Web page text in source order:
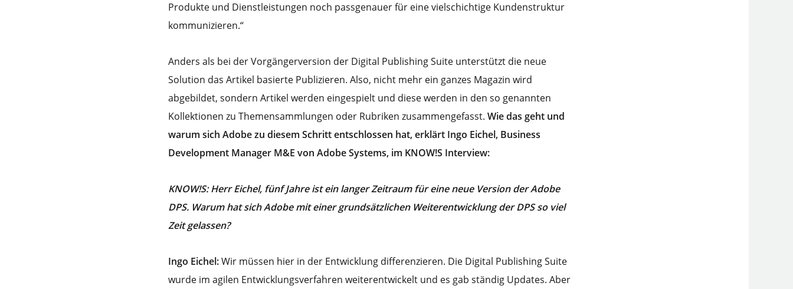
Produkte und Dienstleistungen noch passgenauer für eine vielschichtige Kundenstruktur
kommunizieren.“
Anders als bei der Vorgängerversion der Digital Publishing Suite unterstützt die neue
Solution das Artikel basierte Publizieren. Also, nicht mehr ein ganzes Magazin wird
abgebildet, sondern Artikel werden eingespielt und diese werden in den so genannten
Kollektionen zu Themensammlungen oder Rubriken zusammengefasst.Wie das geht und
warum sich Adobe zu diesem Schritt entschlossen hat, erklärt Ingo Eichel, Business
Development Manager M&E von Adobe Systems, im KNOW!S Interview:
KNOW!S: Herr Eichel, fünf Jahre ist ein langer Zeitraum für eine neue Version der Adobe
DPS. Warum hat sich Adobe mit einer grundsätzlichen Weiterentwicklung der DPS so viel
Zeit gelassen?
Ingo Eichel:Wir müssen hier in der Entwicklung differenzieren. Die Digital Publishing Suite
wurde im agilen Entwicklungsverfahren weiterentwickelt und es gab ständig Updates. Aber